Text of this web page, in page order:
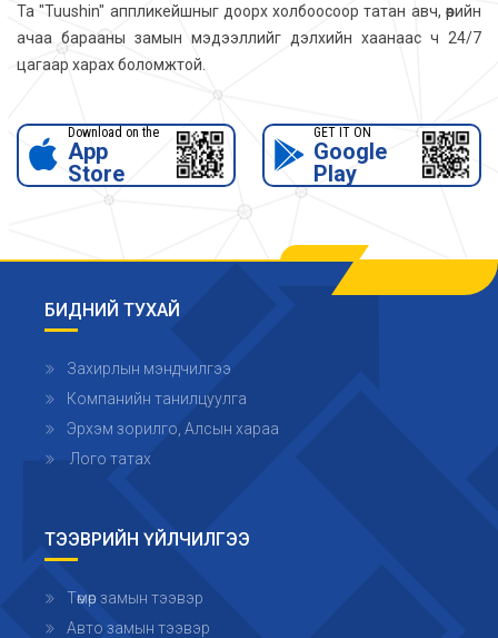
Та "Tuushin" аппликейшныг доорх холбоосоор татан авч, өөрийн
ачаа барааны замын мэдээллийг дэлхийн хаанаас ч 24/7
цагаар харах боломжтой.
Download on the
App
Store
GET IT ON
Google
Play
БИДНИЙ ТУХАЙ
Захирлын мэндчилгээ
Компанийн танилцуулга
Эрхэм зорилго, Алсын хараа
Лого татах
ТЭЭВРИЙН ҮЙЛЧИЛГЭЭ
Төмөр замын тээвэр
Авто замын тээвэр